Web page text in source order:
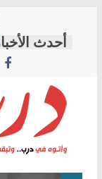
content
درب
وأتوه